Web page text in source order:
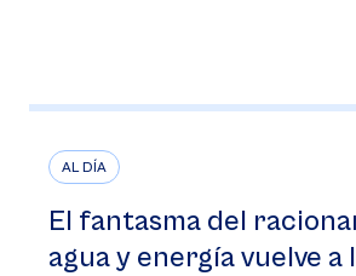
AL DÍA
El fantasma del
agua y energía vuelve a